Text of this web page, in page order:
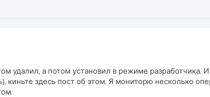
удалил, а потом установил в режиме разработчика. И
киньте здесь пост об этом. Я мониторю несколько